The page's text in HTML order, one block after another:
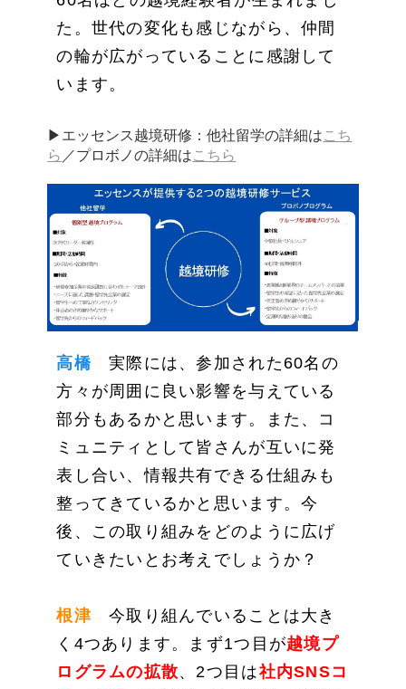
た。世代の変化も感じながら、仲間
の輪が広がっていることに感謝して
います。
▶エッセンス越境研修：他社留学の詳細はこち
ら ／プロボノの詳細はこちら
高橋実際には、参加された60名の
方々が周囲に良い影響を与えている
部分もあるかと思います。また、コ
ミュニティとして皆さんが互いに発
表し合い、情報共有できる仕組みも
整ってきているかと思います。今
後、この取り組みをどのように広げ
ていきたいとお考えでしょうか？
根津今取り組んでいることは大き
く4つあります。まず1つ目が越境プ
ログラムの拡散、2つ目は社内SNSコ